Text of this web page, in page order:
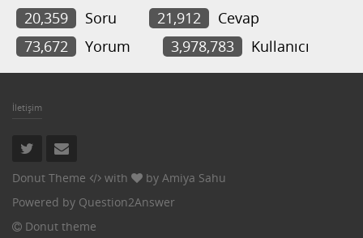
20,359 Soru 21,912
Cevap
73,672
Yorum 3,978,783 Kullanıcı
İletişim
Donut Theme with by Amiya Sahu
Powered by Question2Answer
Donut theme